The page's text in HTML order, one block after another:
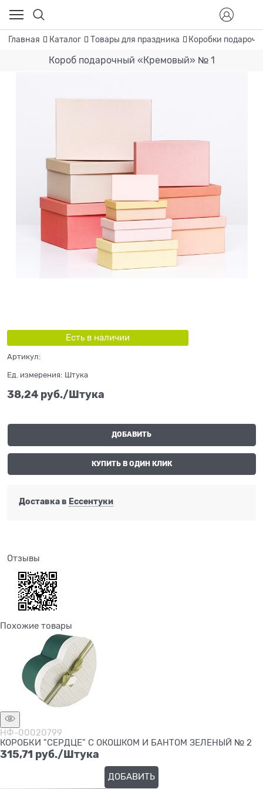
Главная Каталог Товары для праздника Коробки
Короб подарочный «Кремовый» № 1
Есть в наличии
Артикул:
Ед. измерения: Штука
38,24 руб./Штука
ДОБАВИТЬ
КУПИТЬ В ОДИН КЛИК
Доставка в Ессентуки
Отзывы
Похожие товары
НФ-00020799
КОРОБКИ "СЕРДЦЕ" С ОКОШКОМ И БАНТОМ ЗЕЛЕНЫЙ № 2
315,71 руб./Штука
ДОБАВИТЬ